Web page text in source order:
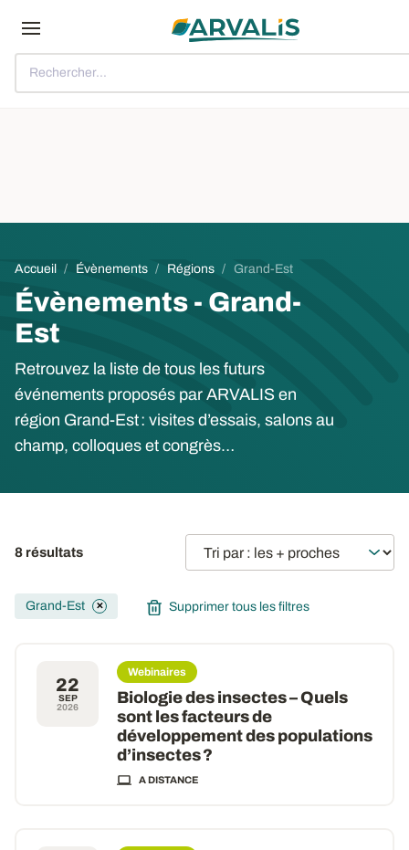
Rechercher...
Fil d'Ariane
Accueil Évènements Régions Grand-Est
Évènements - Grand-
Est
Retrouvez la liste de tous les futurs
événements proposés par ARVALIS en
région Grand-Est : visites d’essais, salons au
champ, colloques et congrès…
8 résultats
Grand-Est ✕ Supprimer tous les filtres
22
SEP
2026
Webinaires
Biologie des insectes – Quels
sont les facteurs de
développement des populations
d’insectes ?
A DISTANCE